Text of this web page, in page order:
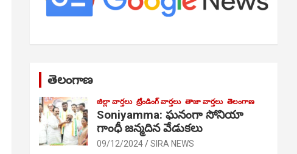
తెలంగాణ
జిల్లా వార్తలు ట్రేండింగ్ వార్తలు తాజా వార్తలు తెలంగాణ
Soniyamma: ఘ‌నంగా సోనియా
గాంధీ జ‌న్మ‌దిన వేడుక‌లు
09/12/2024 SIRA NEWS